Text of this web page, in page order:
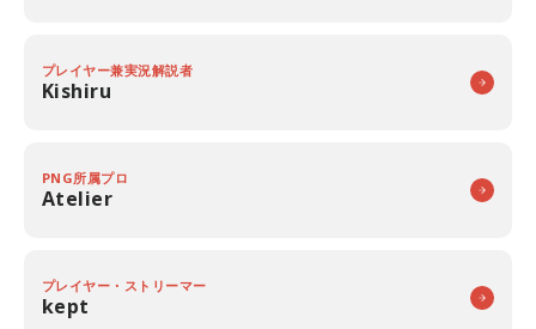
プレイヤー兼実況解説者
Kishiru
PNG所属プロ
Atelier
プレイヤー・ストリーマー
kept